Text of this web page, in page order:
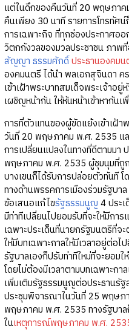
แต่ในดึกของคืนวันที่ 20 พฤษภาค
คืนเพียง 30 นาที รายการโทรทัศ
การเฉพาะกิจ ที่ทุกช่องประกาศอ
วิตกกังวลของมวลประชาชน ภาพ
สัญญา ธรรมศักดิ์ ประธานองคมน
องคมนตรี ได้นำ พลเอกสุจินดา ค
เข้าเฝ้าพระบาทสมเด็จพระเจ้าอ
เผชิญหน้ากัน ให้หันหน้าเข้าหากัน
การที่ตัวแทนของผู้ขัดแย้งเข้าเฝ้า
วันที่ 20 พฤษภาคม พ.ศ. 2535 แล
การเปลี่ยนแปลงในทางที่ดีตามมา
พฤษภาคม พ.ศ. 2535 ผู้ชุมนุมที่ถู
บางเขนก็ได้รับการปล่อยตัวทันที
ทางด้านพรรคการเมืองร่วมรัฐบา
ข้อเสนอแก้ไขรัฐธรรมนูญ 4 ประ
มีท่าทีเปลี่ยนไปยอมรับที่จะให้มีกา
เฉพาะประเด็นที่นายกรัฐมนตรีที่จ
ให้มีบทเฉพาะกาลให้มีเวลาอยู่ต่อ
รัฐบาลเองก็ปรับท่าทีใหม่ที่จะยอม
โดยไม่ต้องมีเวลาตามบทเฉพาะก
เพิ่มเติมรัฐธรรมนูญต่อประธานรัฐ
ประชุมพิจารณาในวันที่ 25 พฤษ
พฤษภาคม พ.ศ. 2535 ทางรัฐบา
ในเหตุการณ์พฤษภาคม พ.ศ.